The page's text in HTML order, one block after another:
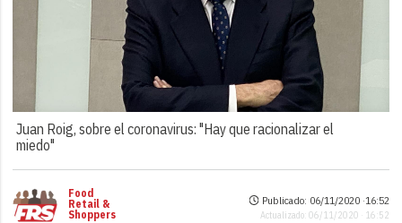
Juan Roig, sobre el coronavirus: "Hay que racionalizar el
miedo"
Food
Retail &
Shoppers
Publicado: 06/11/2020 ·16:52
Actualizado: 06/11/2020 · 16:52